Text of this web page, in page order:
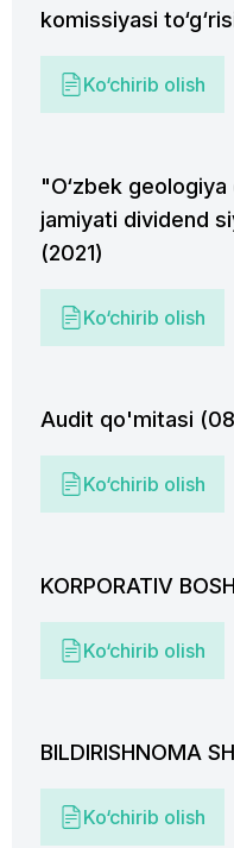
komissiyasi
Ko‘chirib olish
"O‘zbek
jamiyati dividend
(2021)
Ko‘chirib olish
Audit qo'mitasi
Ko‘chirib olish
KORPORATIV
Ko‘chirib olish
BILDIRISHNOMA
Ko‘chirib olish